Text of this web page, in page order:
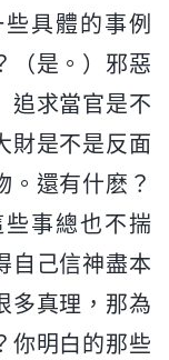
具體的事例
（是。）邪惡
追求當官是不
財是不是反面
。還有什麽？
些事總也不揣
自己信神盡本
多真理，那為
你明白的那些